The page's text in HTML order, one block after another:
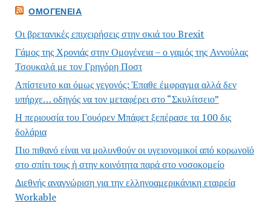
ΟΜΟΓΈΝΕΙΑ
Οι βρετανικές επιχειρήσεις στην σκιά του Brexit
Γάμος της Χρονιάς στην Ομογένεια – ο γαμός της Αννούλας
Τσουκαλά με τον Γρηγόρη Ποστ
Απίστευτο και όμως γεγονός: Έπαθε έμφραγμα αλλά δεν
υπήρχε… οδηγός να τον μεταφέρει στο “Σκυλίτσειο”
Η περιουσία του Γουόρεν Μπάφετ ξεπέρασε τα 100 δις
δολάρια
Πιο πιθανό είναι να μολυνθούν οι υγειονομικοί από κορωνοϊό
στο σπίτι τους ή στην κοινότητα παρά στο νοσοκομείο
Διεθνής αναγνώριση για την ελληνοαμερικάνικη εταιρεία
Workable